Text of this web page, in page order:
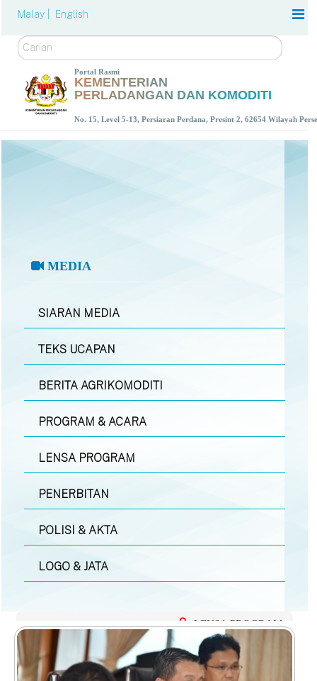
Malay | English
Carian
Portal Rasmi
KEMENTERIAN
PERLADANGAN DAN KOMODITI
No. 15, Level 5-13, Persiaran Perdana, Presint 2, 62654 Wilayah
MEDIA
SIARAN MEDIA
TEKS UCAPAN
BERITA AGRIKOMODITI
PROGRAM & ACARA
LENSA PROGRAM
PENERBITAN
POLISI & AKTA
LOGO & JATA
LENSA PROGRAM